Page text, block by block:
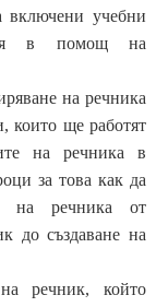
включени учебни
в помощ на
на речника
които ще работят
на речника в
за това как да
на речника от
до създаване на
речник, който